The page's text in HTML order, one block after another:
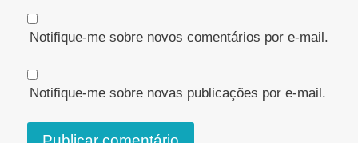
Notifique-me sobre novos comentários por e-mail.
Notifique-me sobre novas publicações por e-mail.